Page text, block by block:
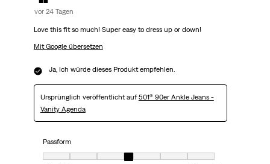
vor 24 Tagen
Love this fit so much! Super easy to dress up or down!
Mit Google übersetzen
Ja, Ich würde dieses Produkt empfehlen.
Ursprünglich veröffentlicht auf501® 90er Ankle Jeans -
Vanity Agenda
Passform
Passform, 4 von 7, wobei 1 gleich Sehr klein ist und 7 gleich Sehr groß